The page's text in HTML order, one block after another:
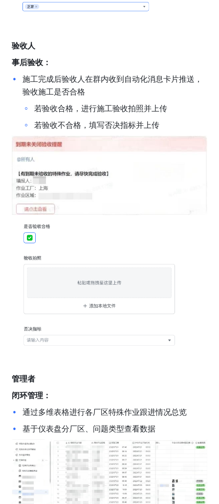
验收人
事后验收：
施工完成后验收人在群内收到自动化消息卡片推送，
验收施工是否合格
若验收合格，进行施工验收拍照并上传
若验收不合格，填写否决指标并上传
管理者
闭环管理：
通过多维表格进行各厂区特殊作业跟进情况总览
基于仪表盘分厂区、问题类型查看数据